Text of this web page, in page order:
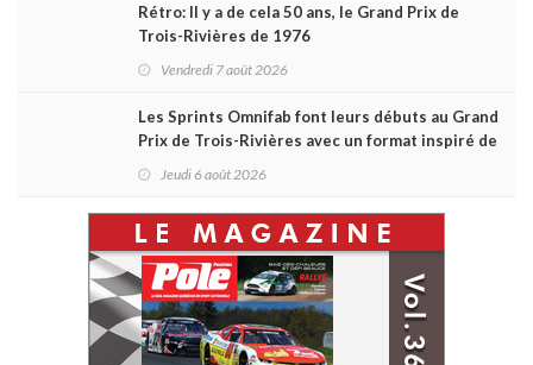
Rétro: Il y a de cela 50 ans, le Grand Prix de
Trois-Rivières de 1976
Vendredi 7 août 2026
Les Sprints Omnifab font leurs débuts au Grand
Prix de Trois-Rivières avec un format inspiré de
Jeudi 6 août 2026